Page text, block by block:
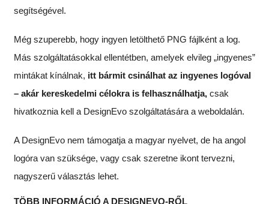
segítségével.
Még szuperebb, hogy ingyen letölthető PNG fájlként a log.
Más szolgáltatásokkal ellentétben, amelyek elvileg „ingyenes”
mintákat kínálnak, itt bármit csinálhat az ingyenes logóval
– akár kereskedelmi célokra is felhasználhatja, csak
hivatkoznia kell a DesignEvo szolgáltatására a weboldalán.
A DesignEvo nem támogatja a magyar nyelvet, de ha angol
logóra van szüksége, vagy csak szeretne ikont tervezni,
nagyszerű választás lehet.
TÖBB INFORMÁCIÓ A DESIGNEVO-RŐL